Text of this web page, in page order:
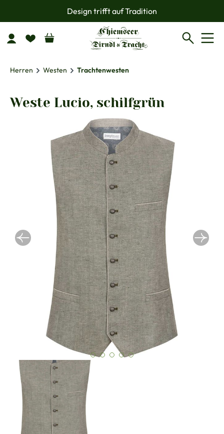
Zum Hauptinhalt springenDesign trifft auf Tradition
Herren Westen Trachtenwesten
Weste Lucio, schilfgrün
Bildergalerie überspringen